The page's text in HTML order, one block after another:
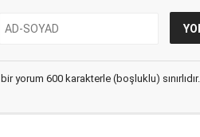
yorum 600 karakterle (boşluklu) sınırlıdır.